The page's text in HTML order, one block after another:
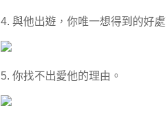
4. 與他出遊，你唯一想得到的好
5. 你找不出愛他的理由。